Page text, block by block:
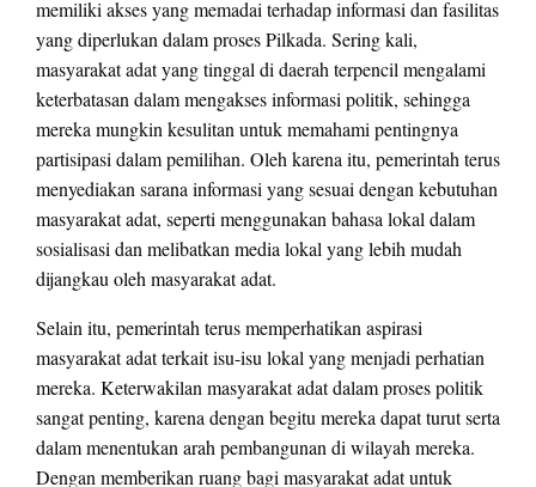
memiliki akses yang memadai terhadap informasi dan fasilitas
yang diperlukan dalam proses Pilkada. Sering kali,
masyarakat adat yang tinggal di daerah terpencil mengalami
keterbatasan dalam mengakses informasi politik, sehingga
mereka mungkin kesulitan untuk memahami pentingnya
partisipasi dalam pemilihan. Oleh karena itu, pemerintah terus
menyediakan sarana informasi yang sesuai dengan kebutuhan
masyarakat adat, seperti menggunakan bahasa lokal dalam
sosialisasi dan melibatkan media lokal yang lebih mudah
dijangkau oleh masyarakat adat.
Selain itu, pemerintah terus memperhatikan aspirasi
masyarakat adat terkait isu-isu lokal yang menjadi perhatian
mereka. Keterwakilan masyarakat adat dalam proses politik
sangat penting, karena dengan begitu mereka dapat turut serta
dalam menentukan arah pembangunan di wilayah mereka.
Dengan memberikan ruang bagi masyarakat adat untuk